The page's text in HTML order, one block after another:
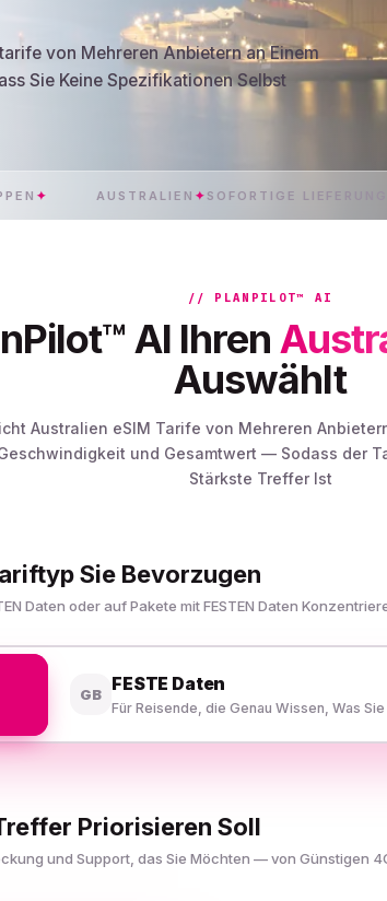
von Mehreren Anbietern an Einem
Sie Keine Spezifikationen Selbst
AUSTRALIEN✦SOFORTIGE LIEFERUNG ✦KEINE
// PLANPILOT™ AI
AI Ihren
Auswählt
Australien eSIM Tarife von Mehreren
und Gesamtwert — Sodass der
Stärkste Treffer Ist
Sie Bevorzugen
Daten oder auf Pakete mit FESTEN Daten
GB FESTE Daten
Für Reisende, die Genau Wissen, Was Sie
Priorisieren Soll
und Support, das Sie Möchten — von Günstigen